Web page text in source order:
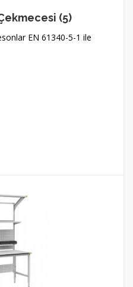
(5)
EN 61340-5-1 ile